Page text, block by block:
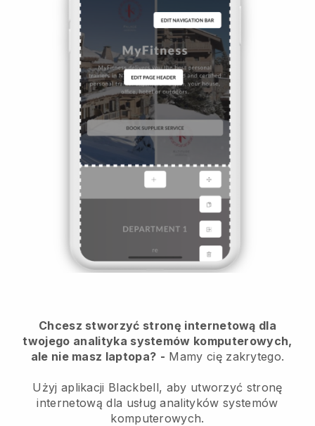
Chcesz stworzyć stronę internetową dla
twojego analityka systemów komputerowych,
ale nie masz laptopa? - Mamy cię zakrytego.
Użyj aplikacji Blackbell, aby utworzyć stronę
internetową dla usług analityków systemów
komputerowych.